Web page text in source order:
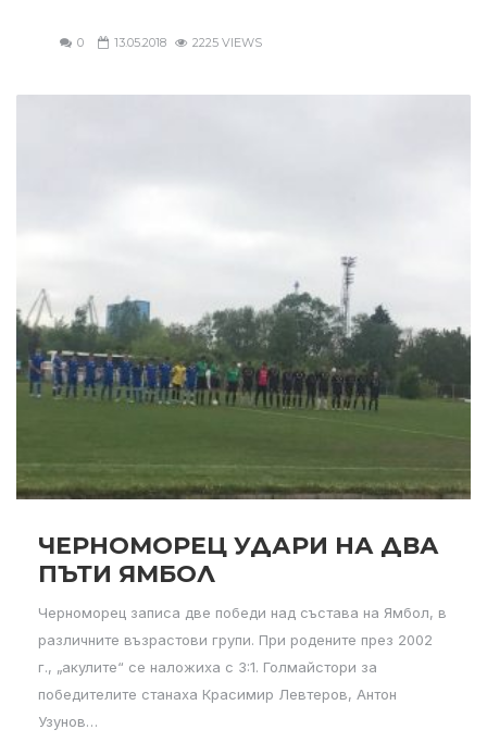
0 13.05.2018 2225 VIEWS
ЧЕРНОМОРЕЦ УДАРИ НА ДВА
ПЪТИ ЯМБОЛ
Черноморец записа две победи над състава на Ямбол, в
различните възрастови групи. При родените през 2002
г., „акулите“ се наложиха с 3:1. Голмайстори за
победителите станаха Красимир Левтеров, Антон
Узунов…